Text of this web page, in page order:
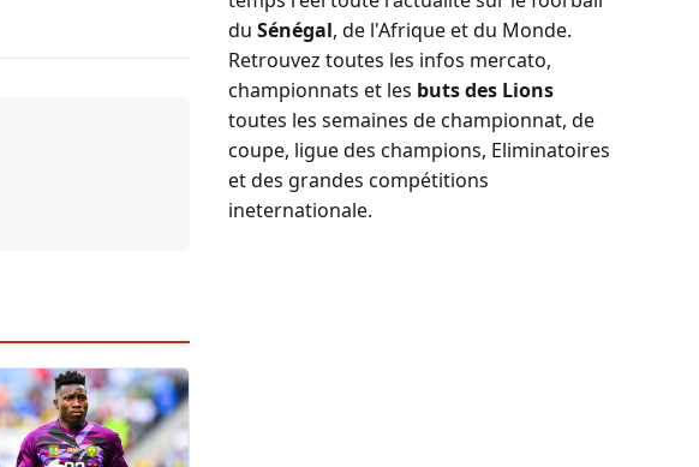
du Sénégal, de l'Afrique et du Monde.
Retrouvez toutes les infos mercato,
championnats et les buts des Lions
toutes les semaines de championnat, de
coupe, ligue des champions, Eliminatoires
et des grandes compétitions
ineternationale.